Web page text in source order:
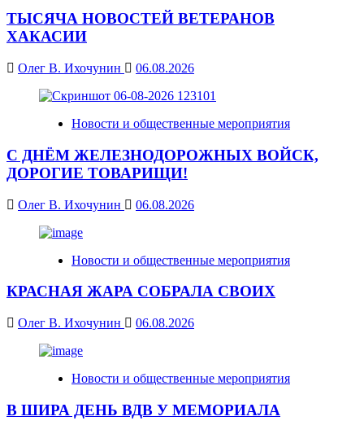
ТЫСЯЧА НОВОСТЕЙ ВЕТЕРАНОВ
ХАКАСИИ
Олег В. Ихочунин 06.08.2026
Новости и общественные мероприятия
С ДНЁМ ЖЕЛЕЗНОДОРОЖНЫХ ВОЙСК,
ДОРОГИЕ ТОВАРИЩИ!
Олег В. Ихочунин 06.08.2026
Новости и общественные мероприятия
КРАСНАЯ ЖАРА СОБРАЛА СВОИХ
Олег В. Ихочунин 06.08.2026
Новости и общественные мероприятия
В ШИРА ДЕНЬ ВДВ У МЕМОРИАЛА